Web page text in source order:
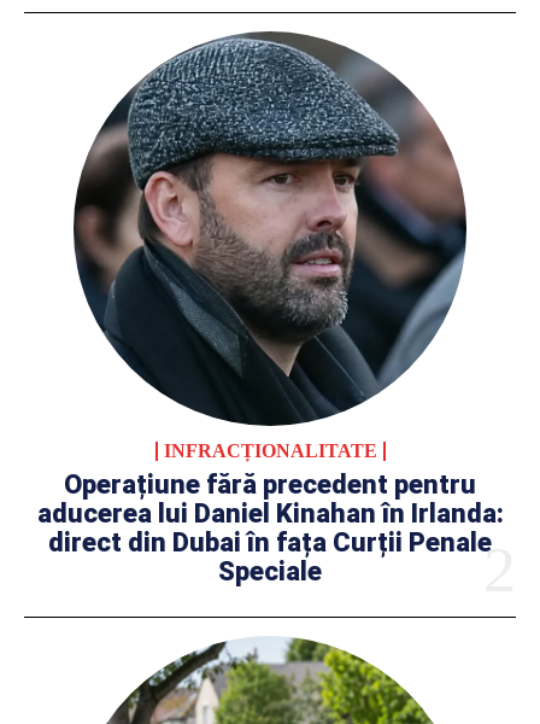
INFRACȚIONALITATE
Operațiune fără precedent pentru
aducerea lui Daniel Kinahan în Irlanda:
direct din Dubai în fața Curții Penale
Speciale